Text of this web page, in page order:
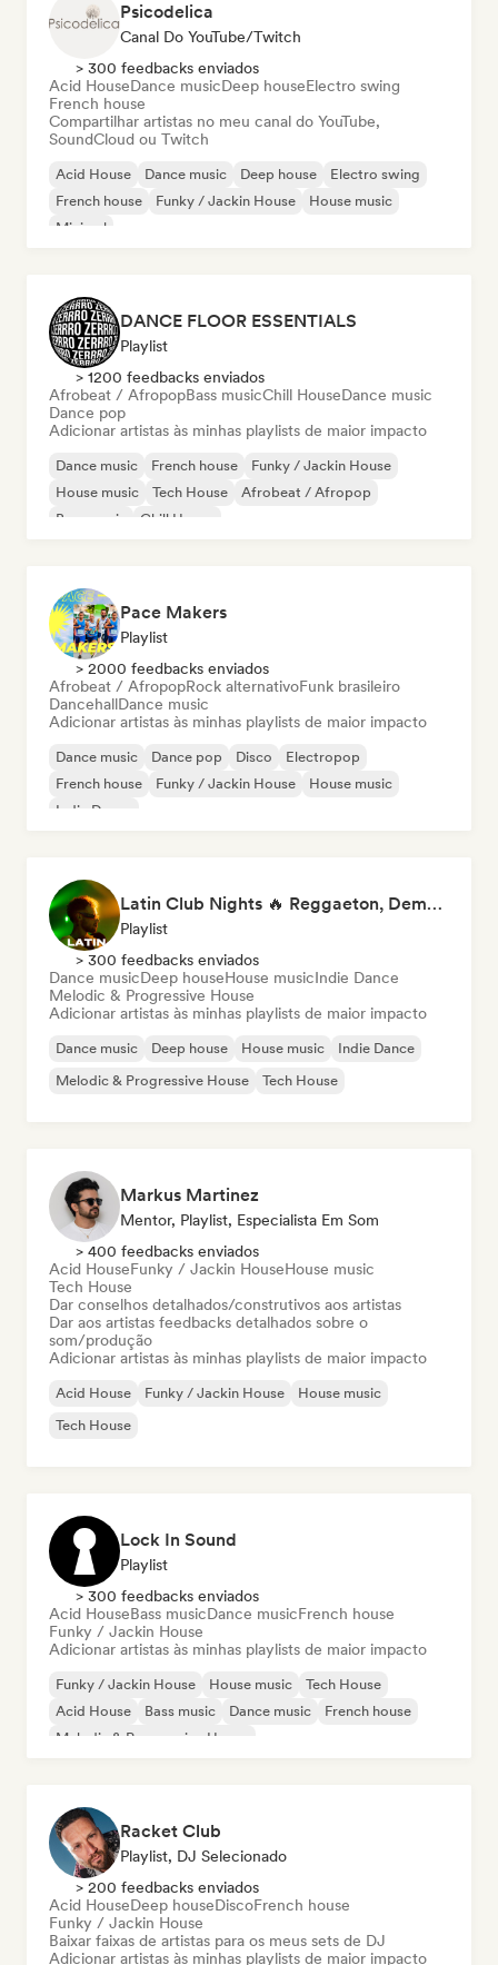
Psicodelica
Canal Do YouTube/Twitch
> 300 feedbacks enviados
Acid HouseDance musicDeep houseElectro swing
French house
Compartilhar artistas no meu canal do YouTube,
SoundCloud ou Twitch
Acid House Dance music Deep house
Electro swing
French house
Funky / Jackin House
House music
Minimal
DANCE FLOOR ESSENTIALS
Playlist
> 1200 feedbacks enviados
Afrobeat / AfropopBass musicChill HouseDance music
Dance pop
Adicionar artistas às minhas playlists de maior impacto
Dance music French house
Funky / Jackin House
House music
Tech House
Afrobeat / Afropop
Bass music
Chill House
Pace Makers
Playlist
> 2000 feedbacks enviados
Afrobeat / AfropopRock alternativoFunk brasileiro
DancehallDance music
Adicionar artistas às minhas playlists de maior impacto
Dance music Dance pop Disco
Electropop
French house
Funky / Jackin House
House music
Indie Dance
Latin Club Nights 🔥 Reggaeton, Dembow & Latin House
Playlist
> 300 feedbacks enviados
Dance musicDeep houseHouse musicIndie Dance
Melodic & Progressive House
Adicionar artistas às minhas playlists de maior impacto
Dance music Deep house House music
Indie Dance
Melodic & Progressive House
Tech House
Markus Martinez
Mentor, Playlist, Especialista Em Som
> 400 feedbacks enviados
Acid HouseFunky / Jackin HouseHouse music
Tech House
Dar conselhos detalhados/construtivos aos artistas
Dar aos artistas feedbacks detalhados sobre o
som/produção
Adicionar artistas às minhas playlists de maior impacto
Acid House Funky / Jackin House
House music
Tech House
Lock In Sound
Playlist
> 300 feedbacks enviados
Acid HouseBass musicDance musicFrench house
Funky / Jackin House
Adicionar artistas às minhas playlists de maior impacto
Funky / Jackin House House music
Tech House
Acid House
Bass music Dance music
French house
Melodic & Progressive House
Racket Club
Playlist, DJ Selecionado
> 200 feedbacks enviados
Acid HouseDeep houseDiscoFrench house
Funky / Jackin House
Baixar faixas de artistas para os meus sets de DJ
Adicionar artistas às minhas playlists de maior impacto